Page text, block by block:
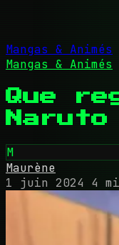
Mangas & Animés
Mangas & Animés
Que
Naruto
M
Maurène
1 juin 2024 4